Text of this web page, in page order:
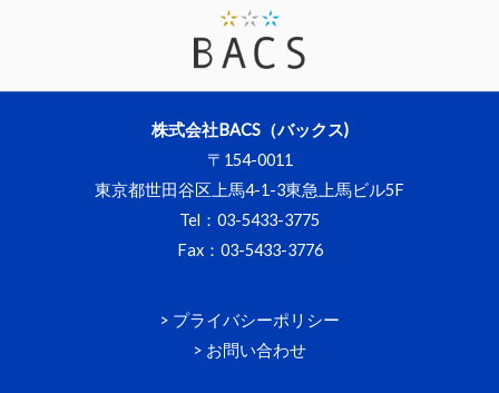
株式会社BACS（バックス)
〒154-0011
東京都世田谷区上馬4-1-3東急上馬ビル5F
Tel ： 03-5433-3775
Fax： 03-5433-3776
> プライバシーポリシー
> お問い合わせ